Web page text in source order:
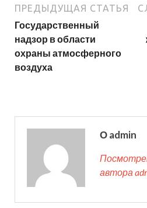
ПРЕДЫДУЩАЯ СТАТЬЯ
Государственный
надзор в области
охраны атмосферного
воздуха
О admin
автора